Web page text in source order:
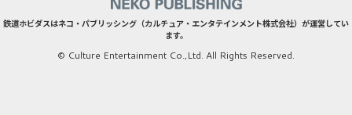
鉄道ホビダスはネコ・パブリッシング（カルチュア・エンタテインメント株式会社）が運営してい
ます。
© Culture Entertainment Co.,Ltd. All Rights Reserved.